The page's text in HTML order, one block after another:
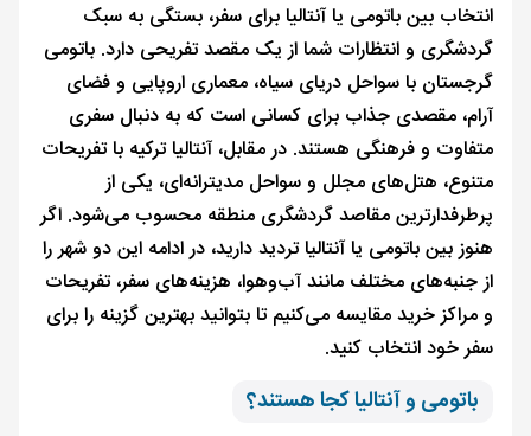
انتخاب بین باتومی یا آنتالیا برای سفر، بستگی به سبک
گردشگری و انتظارات شما از یک مقصد تفریحی دارد. باتومی
گرجستان با سواحل دریای سیاه، معماری اروپایی و فضای
آرام، مقصدی جذاب برای کسانی است که به دنبال سفری
متفاوت و فرهنگی هستند. در مقابل، آنتالیا ترکیه با تفریحات
متنوع، هتل‌های مجلل و سواحل مدیترانه‌ای، یکی از
پرطرفدارترین مقاصد گردشگری منطقه محسوب می‌شود. اگر
هنوز بین باتومی یا آنتالیا تردید دارید، در ادامه این دو شهر را
از جنبه‌های مختلف مانند آب‌وهوا، هزینه‌های سفر، تفریحات
و مراکز خرید مقایسه می‌کنیم تا بتوانید بهترین گزینه را برای
سفر خود انتخاب کنید.
باتومی و آنتالیا کجا هستند؟